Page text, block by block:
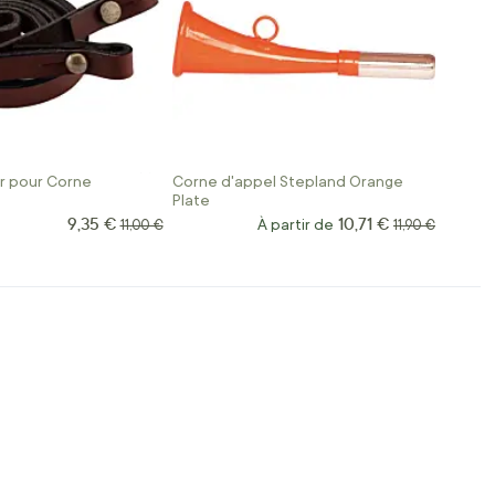
pour Corne
Prix Spécial
9,35 € Prix normal
11,00 €
Corne d'appel Stepland Orange
Plate
À partir de 10,71 € Prix normal
11,90 €
page